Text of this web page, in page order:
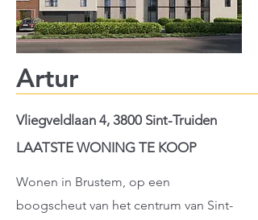
Artur
Vliegveldlaan 4, 3800 Sint-Truiden
LAATSTE WONING TE KOOP
Wonen in Brustem, op een
boogscheut van het centrum van Sint-